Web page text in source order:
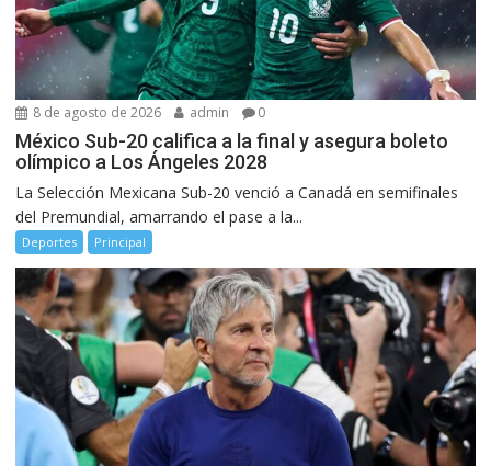
8 de agosto de 2026 admin 0
México Sub-20 califica a la final y asegura boleto
olímpico a Los Ángeles 2028
La Selección Mexicana Sub-20 venció a Canadá en semifinales
del Premundial, amarrando el pase a la...
Deportes Principal